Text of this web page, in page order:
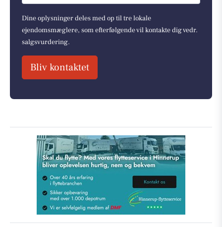
Dine oplysninger deles med op til tre lokale
ejendomsmæglere, som efterfølgende vil kontakte dig vedr.
salgsvurdering.
Bliv kontaktet